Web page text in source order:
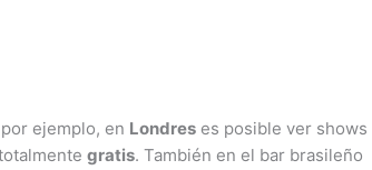
ejemplo, en Londres es posible ver shows
gratis. También en el bar brasileño